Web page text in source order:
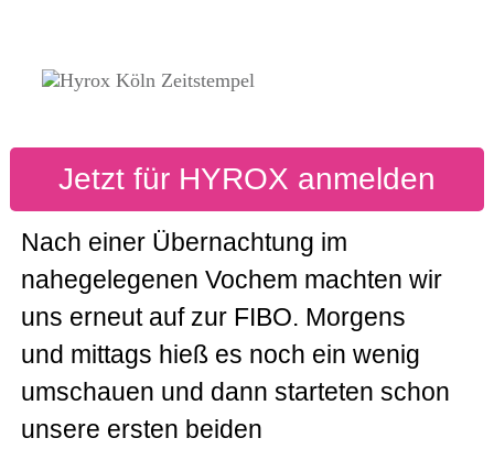
Jetzt für HYROX anmelden
Nach einer Übernachtung im
nahegelegenen Vochem machten wir
uns erneut auf zur FIBO. Morgens
und mittags hieß es noch ein wenig
umschauen und dann starteten schon
unsere ersten beiden